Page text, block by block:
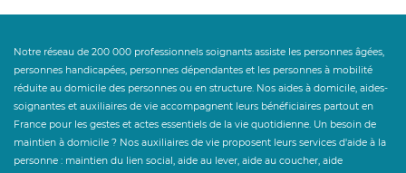
Notre réseau de 200 000 professionnels soignants assiste les personnes âgées,
personnes handicapées, personnes dépendantes et les personnes à mobilité
réduite au domicile des personnes ou en structure. Nos aides à domicile, aides-
soignantes et auxiliaires de vie accompagnent leurs bénéficiaires partout en
France pour les gestes et actes essentiels de la vie quotidienne. Un besoin de
maintien à domicile ? Nos auxiliaires de vie proposent leurs services d'aide à la
personne : maintien du lien social, aide au lever, aide au coucher, aide